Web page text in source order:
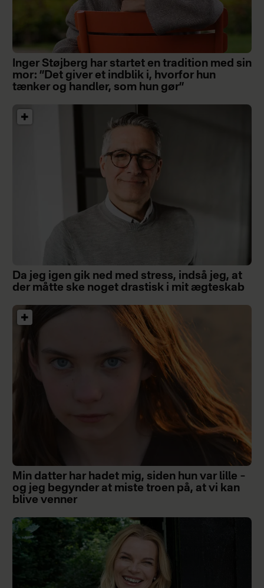
Inger Støjberg har startet en tradition med sin
mor: ”Det giver et indblik i, hvorfor hun
tænker og handler, som hun gør”
Da jeg igen gik ned med stress, indså jeg, at
der måtte ske noget drastisk i mit ægteskab
Min datter har hadet mig, siden hun var lille –
og jeg begynder at miste troen på, at vi kan
blive venner